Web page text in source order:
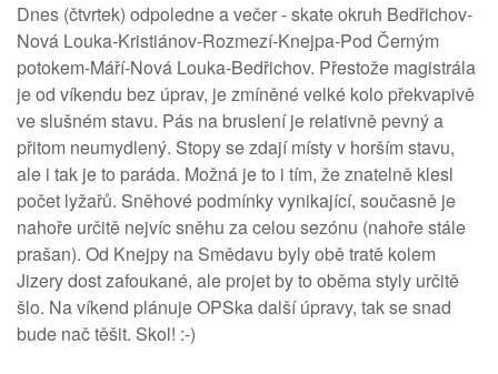
Dnes (čtvrtek) odpoledne a večer - skate okruh Bedřichov-
Nová Louka-Kristiánov-Rozmezí-Knejpa-Pod Černým
potokem-Máří-Nová Louka-Bedřichov. Přestože magistrála
je od víkendu bez úprav, je zmíněné velké kolo překvapivě
ve slušném stavu. Pás na bruslení je relativně pevný a
přitom neumydlený. Stopy se zdají místy v horším stavu,
ale i tak je to paráda. Možná je to i tím, že znatelně klesl
počet lyžařů. Sněhové podmínky vynikající, současně je
nahoře určitě nejvíc sněhu za celou sezónu (nahoře stále
prašan). Od Knejpy na Smědavu byly obě tratě kolem
Jizery dost zafoukané, ale projet by to oběma styly určitě
šlo. Na víkend plánuje OPSka další úpravy, tak se snad
bude nač těšit. Skol! :-)